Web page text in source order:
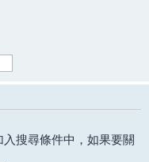
搜尋條件中，如果要關